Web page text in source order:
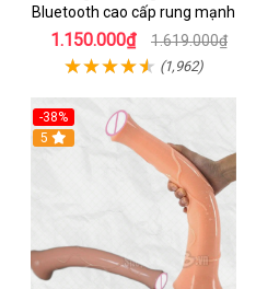
Bluetooth cao cấp rung mạnh
1.150.000₫ 1.619.000₫
(1,962)
-38%
Hot
5